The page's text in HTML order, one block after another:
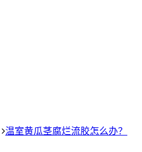
温室黄瓜茎腐烂流胶怎么办？